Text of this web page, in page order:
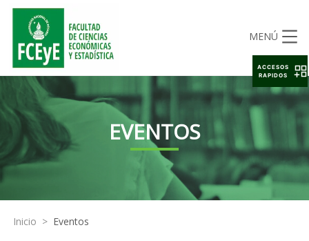
MENÚ
EVENTOS
Inicio > Eventos
ACCESOS
RAPIDOS